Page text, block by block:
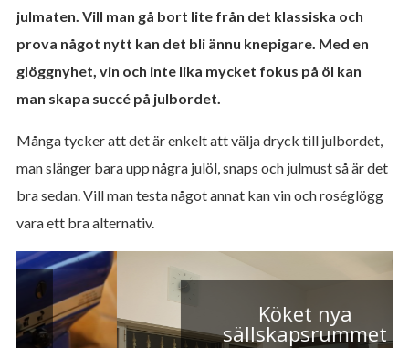
julmaten. Vill man gå bort lite från det klassiska och
prova något nytt kan det bli ännu knepigare. Med en
glöggnyhet, vin och inte lika mycket fokus på öl kan
man skapa succé på julbordet.
Många tycker att det är enkelt att välja dryck till julbordet,
man slänger bara upp några julöl, snaps och julmust så är det
bra sedan. Vill man testa något annat kan vin och roséglögg
vara ett bra alternativ.
Köket nya
sällskapsrummet